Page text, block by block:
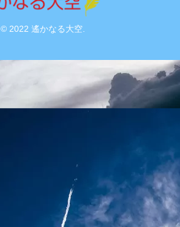
© 2022 遙かなる大空.